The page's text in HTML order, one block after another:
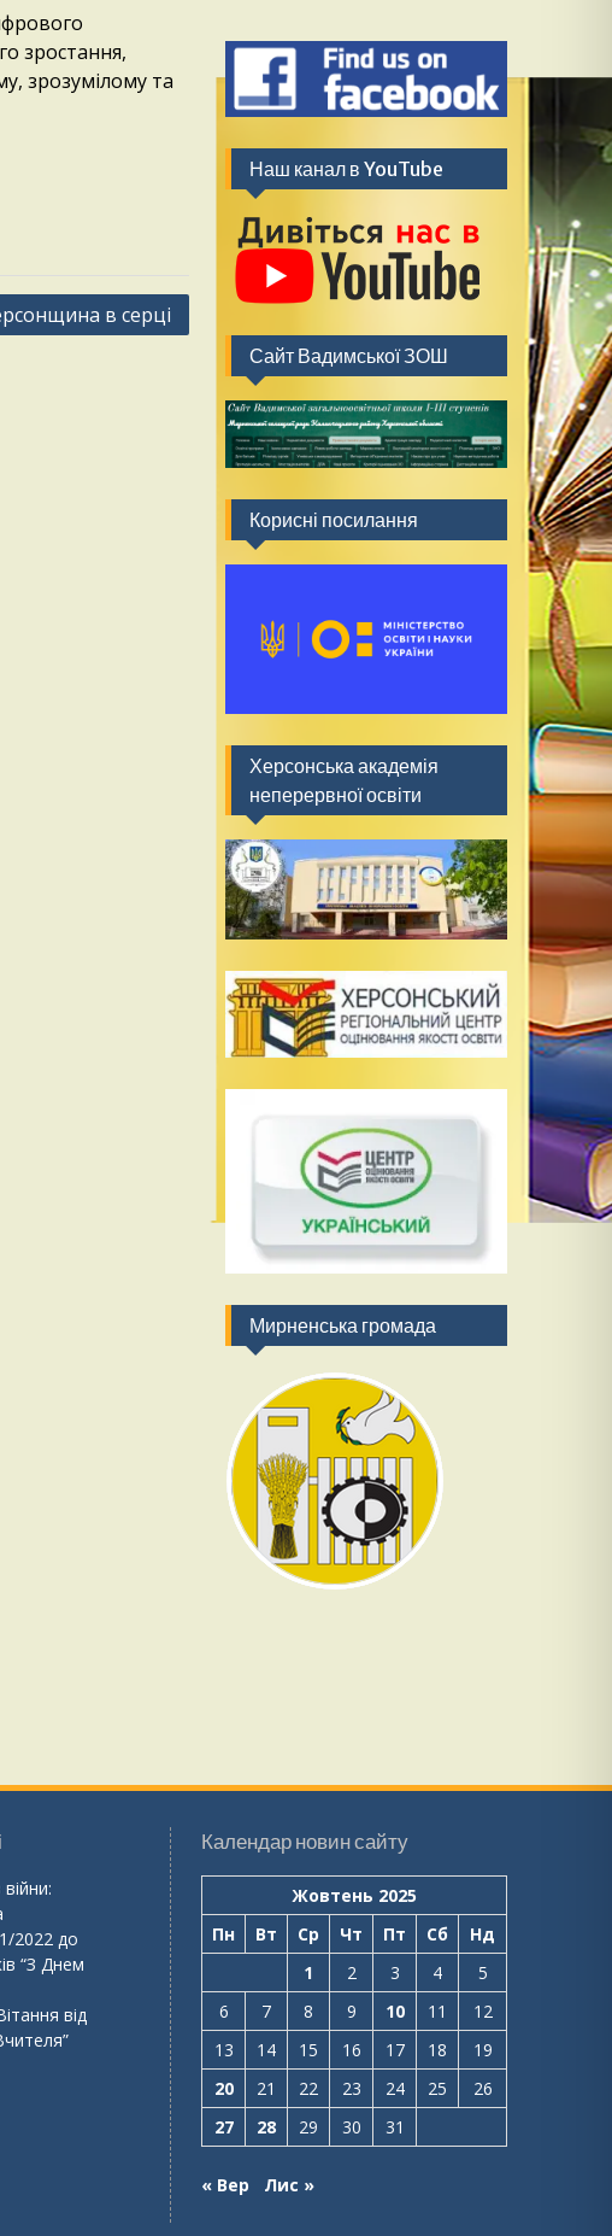
зростання,
зрозумілому та
в серці
Наш канал в YouTube
Сайт Вадимської ЗОШ
Корисні посилання
Херсонська академія
неперервної освіти
Мирненська громада
2022 до
“З Днем
від
Календар новин сайту
Жовтень 2025
Пн
Вт Ср Чт Пт Сб
Нд
1
2 3 4
5
6
7 8 9 10 11
12
13
14 15 16 17 18
19
20
21 22 23 24 25
26
27
28 29 30 31
« Вер Лис »